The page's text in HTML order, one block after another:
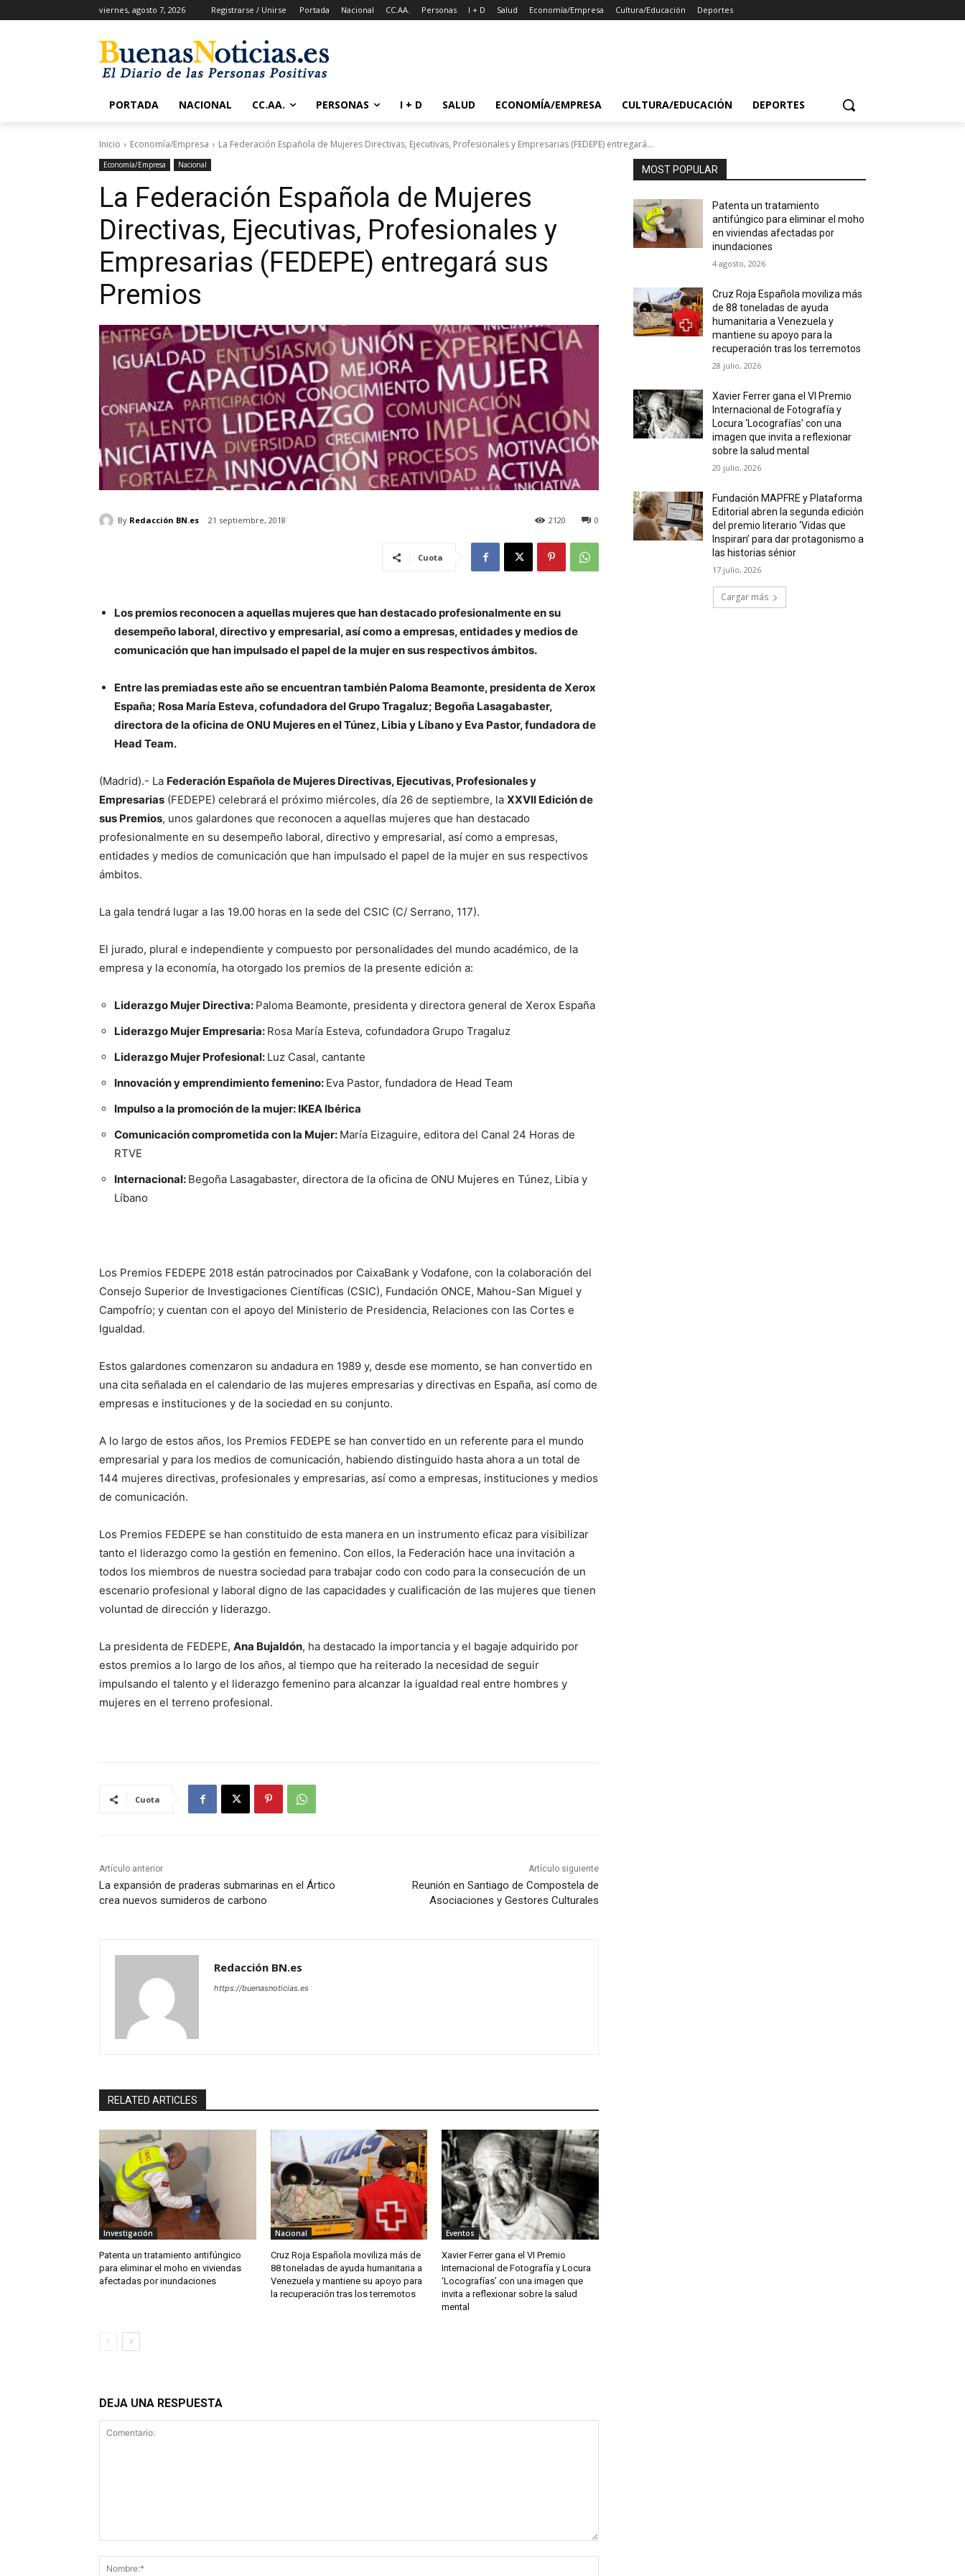
viernes, agosto 7, 2026 Registrarse / Unirse Portada Nacional CC.AA. Personas I + D Salud Economía/Empresa Cultura/Educación Deportes
PORTADA NACIONAL CC.AA. PERSONAS I + D SALUD ECONOMÍA/EMPRESA CULTURA/EDUCACIÓN DEPORTES
Inicio Economía/Empresa La Federación Española de Mujeres Directivas, Ejecutivas, Profesionales y Empresarias (FEDEPE) entregará...
Economía/Empresa Nacional
La Federación Española de Mujeres
Directivas, Ejecutivas, Profesionales y
Empresarias (FEDEPE) entregará sus
Premios
By Redacción BN.es 21 septiembre, 2018 0
2120
Cuota
Los premios reconocen a aquellas mujeres que han destacado profesionalmente en su
desempeño laboral, directivo y empresarial, así como a empresas, entidades y medios de
comunicación que han impulsado el papel de la mujer en sus respectivos ámbitos.
Entre las premiadas este año se encuentran también Paloma Beamonte, presidenta de Xerox
España; Rosa María Esteva, cofundadora del Grupo Tragaluz; Begoña Lasagabaster,
directora de la oficina de ONU Mujeres en el Túnez, Libia y Líbano y Eva Pastor, fundadora de
Head Team.
(Madrid).- La Federación Española de Mujeres Directivas, Ejecutivas, Profesionales y
Empresarias (FEDEPE) celebrará el próximo miércoles, día 26 de septiembre, la XXVII Edición de
sus Premios, unos galardones que reconocen a aquellas mujeres que han destacado
profesionalmente en su desempeño laboral, directivo y empresarial, así como a empresas,
entidades y medios de comunicación que han impulsado el papel de la mujer en sus respectivos
ámbitos.
La gala tendrá lugar a las 19.00 horas en la sede del CSIC (C/ Serrano, 117).
El jurado, plural e independiente y compuesto por personalidades del mundo académico, de la
empresa y la economía, ha otorgado los premios de la presente edición a:
Liderazgo Mujer Directiva: Paloma Beamonte, presidenta y directora general de Xerox España
Liderazgo Mujer Empresaria: Rosa María Esteva, cofundadora Grupo Tragaluz
Liderazgo Mujer Profesional: Luz Casal, cantante
Innovación y emprendimiento femenino: Eva Pastor, fundadora de Head Team
Impulso a la promoción de la mujer: IKEA Ibérica
Comunicación comprometida con la Mujer: María Eizaguire, editora del Canal 24 Horas de
RTVE
Internacional: Begoña Lasagabaster, directora de la oficina de ONU Mujeres en Túnez, Libia y
Líbano
Los Premios FEDEPE 2018 están patrocinados por CaixaBank y Vodafone, con la colaboración del
Consejo Superior de Investigaciones Científicas (CSIC), Fundación ONCE, Mahou-San Miguel y
Campofrío; y cuentan con el apoyo del Ministerio de Presidencia, Relaciones con las Cortes e
Igualdad.
Estos galardones comenzaron su andadura en 1989 y, desde ese momento, se han convertido en
una cita señalada en el calendario de las mujeres empresarias y directivas en España, así como de
empresas e instituciones y de la sociedad en su conjunto.
A lo largo de estos años, los Premios FEDEPE se han convertido en un referente para el mundo
empresarial y para los medios de comunicación, habiendo distinguido hasta ahora a un total de
144 mujeres directivas, profesionales y empresarias, así como a empresas, instituciones y medios
de comunicación.
Los Premios FEDEPE se han constituido de esta manera en un instrumento eficaz para visibilizar
tanto el liderazgo como la gestión en femenino. Con ellos, la Federación hace una invitación a
todos los miembros de nuestra sociedad para trabajar codo con codo para la consecución de un
escenario profesional y laboral digno de las capacidades y cualificación de las mujeres que tienen
voluntad de dirección y liderazgo.
La presidenta de FEDEPE, Ana Bujaldón, ha destacado la importancia y el bagaje adquirido por
estos premios a lo largo de los años, al tiempo que ha reiterado la necesidad de seguir
impulsando el talento y el liderazgo femenino para alcanzar la igualdad real entre hombres y
mujeres en el terreno profesional.
Cuota
Artículo anterior
La expansión de praderas submarinas en el Ártico
crea nuevos sumideros de carbono
Artículo siguiente
Reunión en Santiago de Compostela de
Asociaciones y Gestores Culturales
Redacción BN.es
https://buenasnoticias.es
RELATED ARTICLES
Investigación
Patenta un tratamiento antifúngico
para eliminar el moho en viviendas
afectadas por inundaciones
Nacional
Cruz Roja Española moviliza más de
88 toneladas de ayuda humanitaria a
Venezuela y mantiene su apoyo para
la recuperación tras los terremotos
Eventos
Xavier Ferrer gana el VI Premio
Internacional de Fotografía y Locura
‘Locografías’ con una imagen que
invita a reflexionar sobre la salud
mental
DEJA UNA RESPUESTA
MOST POPULAR
Patenta un tratamiento
antifúngico para eliminar el moho
en viviendas afectadas por
inundaciones
4 agosto, 2026
Cruz Roja Española moviliza más
de 88 toneladas de ayuda
humanitaria a Venezuela y
mantiene su apoyo para la
recuperación tras los terremotos
28 julio, 2026
Xavier Ferrer gana el VI Premio
Internacional de Fotografía y
Locura ‘Locografías’ con una
imagen que invita a reflexionar
sobre la salud mental
20 julio, 2026
Fundación MAPFRE y Plataforma
Editorial abren la segunda edición
del premio literario ‘Vidas que
Inspiran’ para dar protagonismo a
las historias sénior
17 julio, 2026
Cargar más